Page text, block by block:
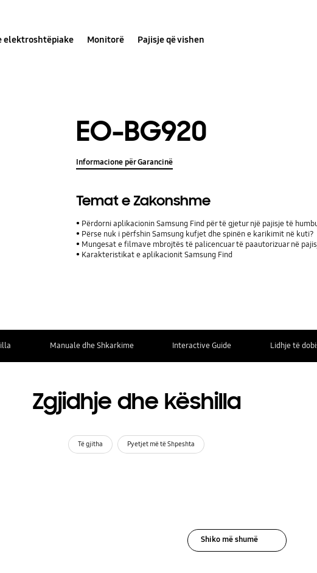
elektroshtëpiake Monitorë Pajisje që vishen
EO-BG920
Informacione për Garancinë
Temat e Zakonshme
Përdorni aplikacionin Samsung Find për të gjetur një pajisje të
Përse nuk i përfshin Samsung kufjet dhe spinën e karikimit në kuti?
Mungesat e filmave mbrojtës të palicencuar të paautorizuar në
Karakteristikat e aplikacionit Samsung Find
Manuale dhe Shkarkime Interactive Guide Lidhje të
Zgjidhje dhe këshilla
Të gjitha Pyetjet më të Shpeshta
Shiko më shumë